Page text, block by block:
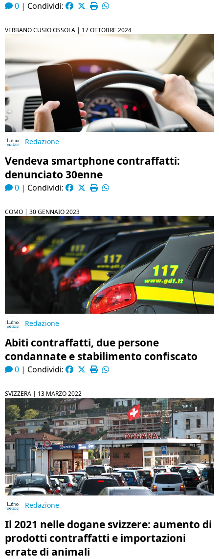
0 | Condividi:
VERBANO CUSIO OSSOLA | 17 OTTOBRE 2024
Redazione
Vendeva smartphone contraffatti:
denunciato 30enne
0 | Condividi:
COMO | 30 GENNAIO 2023
Redazione
Abiti contraffatti, due persone
condannate e stabilimento confiscato
0 | Condividi:
SVIZZERA | 13 MARZO 2022
Redazione
Il 2021 nelle dogane svizzere: aumento di
prodotti contraffatti e importazioni
errate di animali